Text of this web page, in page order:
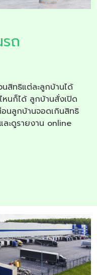
ถ
สิทธิแต่ละลูกบ้านได้
หนก็ได้ ลูกบ้านสั่งเปิด
นลูกบ้านจอดเกินสิทธิ
ละดูรายงาน online